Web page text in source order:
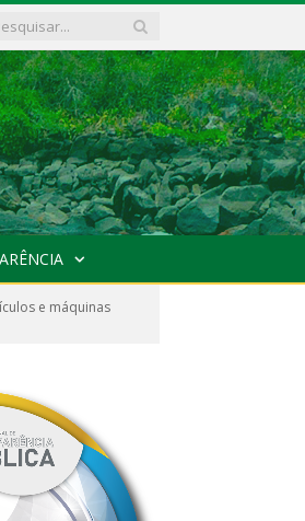
e máquinas